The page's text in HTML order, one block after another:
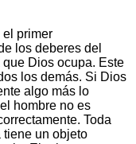
el primer
los deberes del
Dios ocupa. Este
los demás. Si Dios
algo más lo
hombre no es
Toda
tiene un objeto